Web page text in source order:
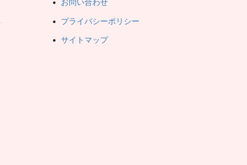
お問い合わせ
プライバシーポリシー
サイトマップ